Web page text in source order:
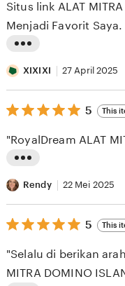
n
g
e
v
i
w
y
A
S
S
E
5
stars
i
s
t
n
r
e
v
e
w
Situs link ALAT
Menjadi Favorit Saya.
XIXIXI 27 April 2025
5
out
5
stars
5 This
i
s
t
n
g
"RoyalDream ALAT
Rendy 22 Mei 2025
5
out
5
stars
5 This
"Selalu di berikan
MITRA DOMINO